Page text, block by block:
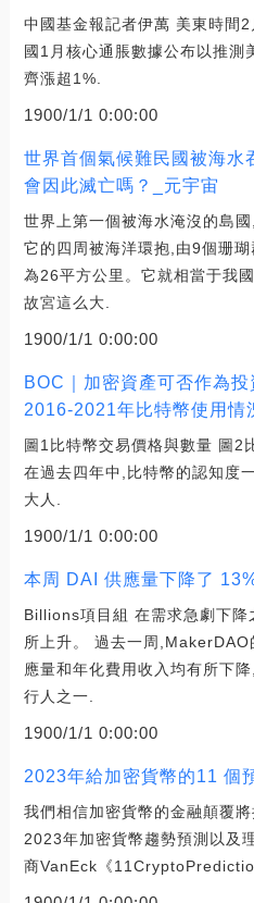
中國基金報記者伊萬 美東時間
國1月核心通脹數據公布以推測
齊漲超1%.
1900/1/1 0:00:00
世界首個氣候難民國被海水
會因此滅亡嗎？_元宇宙
世界上第一個被海水淹沒的島
它的四周被海洋環抱,由9個珊
為26平方公里。它就相當于我
故宮這么大.
1900/1/1 0:00:00
BOC｜加密資產可否作為
2016-2021年比特幣使用情
圖1比特幣交易價格與數量 圖2
在過去四年中,比特幣的認知度
大人.
1900/1/1 0:00:00
本周 DAI 供應量下降了
Billions項目組 在需求急劇下降
所上升。 過去一周
應量和年化費用收入均有所下
行人之一.
1900/1/1 0:00:00
2023年給加密貨幣的11 個
我們相信加密貨幣的金融顛覆
2023年加密貨幣趨勢預測以及
商VanEck《